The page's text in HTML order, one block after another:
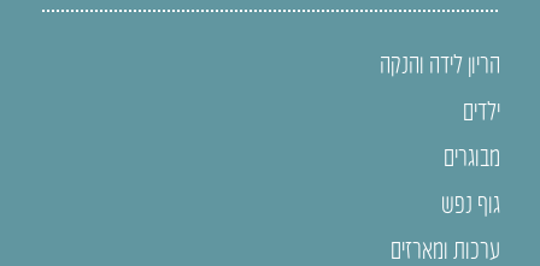
הריון לידה והנקה
ילדים
מבוגרים
גוף נפש
ערכות ומארזים